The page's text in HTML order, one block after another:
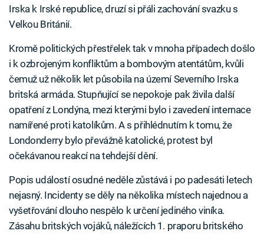
Irska k Irské republice, druzí si přáli zachování svazku s
Velkou Británií.
Kromě politických přestřelek tak v mnoha případech došlo
i k ozbrojeným konfliktům a bombovým atentátům, kvůli
čemuž už několik let působila na území Severního Irska
britská armáda. Stupňující se nepokoje pak živila další
opatření z Londýna, mezi kterými bylo i zavedení internace
namířené proti katolíkům. A s přihlédnutím k tomu, že
Londonderry bylo převážně katolické, protest byl
očekávanou reakcí na tehdejší dění.
Popis událostí osudné neděle zůstává i po padesáti letech
nejasný. Incidenty se děly na několika místech najednou a
vyšetřování dlouho nespělo k určení jediného viníka.
Zásahu britských vojáků, náležících 1. praporu britského